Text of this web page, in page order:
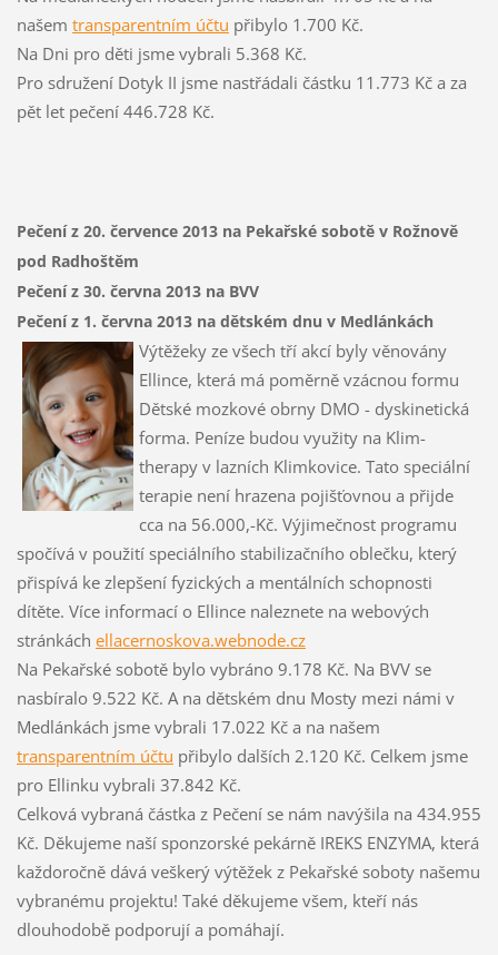
našem transparentním účtu přibylo 1.700 Kč.
Na Dni pro děti jsme vybrali 5.368 Kč.
Pro sdružení Dotyk II jsme nastřádali částku 11.773 Kč a za
pět let pečení 446.728 Kč.
Pečení z 20. července 2013 na Pekařské sobotě v Rožnově
pod Radhoštěm
Pečení z 30. června 2013 na BVV
Pečení z 1. června 2013 na dětském dnu v Medlánkách
Výtěžeky ze všech tří akcí byly věnovány
Ellince, která má poměrně vzácnou formu
Dětské mozkové obrny DMO - dyskinetická
forma. Peníze budou využity na Klim-
therapy v lazních Klimkovice. Tato speciální
terapie není hrazena pojišťovnou a přijde
cca na 56.000,-Kč. Výjimečnost programu
spočívá v použití speciálního stabilizačního oblečku, který
přispívá ke zlepšení fyzických a mentálních schopnosti
dítěte. Více informací o Ellince naleznete na webových
stránkách ellacernoskova.webnode.cz
Na Pekařské sobotě bylo vybráno 9.178 Kč. Na BVV se
nasbíralo 9.522 Kč. A na dětském dnu Mosty mezi námi v
Medlánkách jsme vybrali 17.022 Kč a na našem
transparentním účtu přibylo dalších 2.120 Kč. Celkem jsme
pro Ellinku vybrali 37.842 Kč.
Celková vybraná částka z Pečení se nám navýšila na 434.955
Kč. Děkujeme naší sponzorské pekárně IREKS ENZYMA, která
každoročně dává veškerý výtěžek z Pekařské soboty našemu
vybranému projektu! Také děkujeme všem, kteří nás
dlouhodobě podporují a pomáhají.